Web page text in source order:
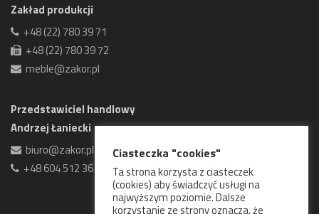
Zakład produkcji
+48 (22) 780 39 71
+48 (22) 780 39 72
meble@zakor.pl
Przedstawiciel handlowy
Andrzej Łaniecki
biuro@zakor.pl
+48 604 512 361
Ciasteczka "cookies"
Ta strona korzysta z ciasteczek
(cookies) aby świadczyć usługi na
najwyższym poziomie. Dalsze
korzystanie ze strony oznacza, że